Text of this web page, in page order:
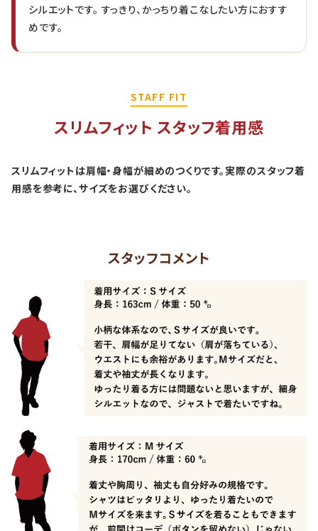
シルエットです。 すっきり、かっちり着こなしたい方におすす
めです。
STAFF FIT
スリムフィット スタッフ着用感
スリムフィットは肩幅・身幅が細めのつくりです。実際のスタッフ着
用感を参考に、サイズをお選びください。
スタッフコメント